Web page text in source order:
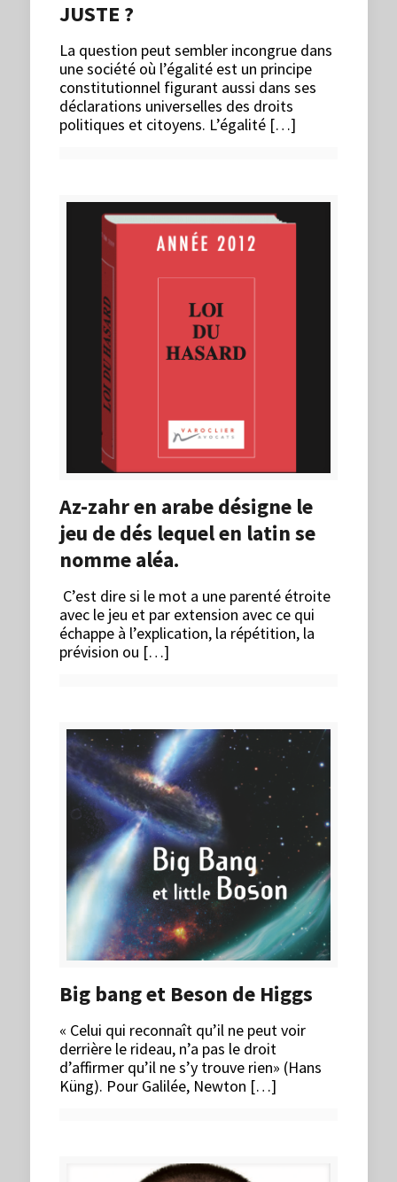
JUSTE ?
La question peut sembler incongrue dans
une société où l’égalité est un principe
constitutionnel figurant aussi dans ses
déclarations universelles des droits
politiques et citoyens. L’égalité […]
Az-zahr en arabe désigne le
jeu de dés lequel en latin se
nomme aléa.
C’est dire si le mot a une parenté étroite
avec le jeu et par extension avec ce qui
échappe à l’explication, la répétition, la
prévision ou […]
Big bang et Beson de Higgs
« Celui qui reconnaît qu’il ne peut voir
derrière le rideau, n’a pas le droit
d’affirmer qu’il ne s’y trouve rien» (Hans
Küng). Pour Galilée, Newton […]